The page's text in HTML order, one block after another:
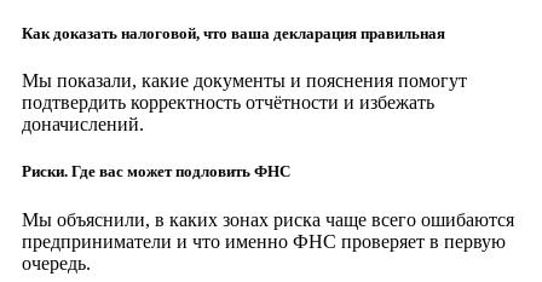
Как доказать налоговой, что ваша декларация правильная
Мы показали, какие документы и пояснения помогут
подтвердить корректность отчётности и избежать
доначислений.
Риски. Где вас может подловить ФНС
Мы объяснили, в каких зонах риска чаще всего ошибаются
предприниматели и что именно ФНС проверяет в первую
очередь.